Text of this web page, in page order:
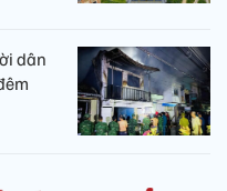
dân